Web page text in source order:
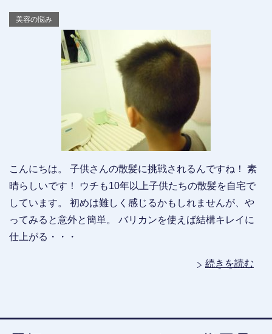
美容の悩み
こんにちは。 子供さんの散髪に挑戦されるんですね！ 素
晴らしいです！ ウチも10年以上子供たちの散髪を自宅で
しています。 初めは難しく感じるかもしれませんが、や
ってみると意外と簡単。 バリカンを使えば結構キレイに
仕上がる・・・
続きを読む